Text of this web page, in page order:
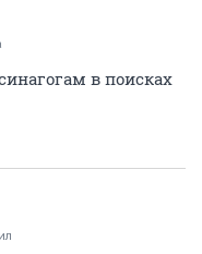
в поисках